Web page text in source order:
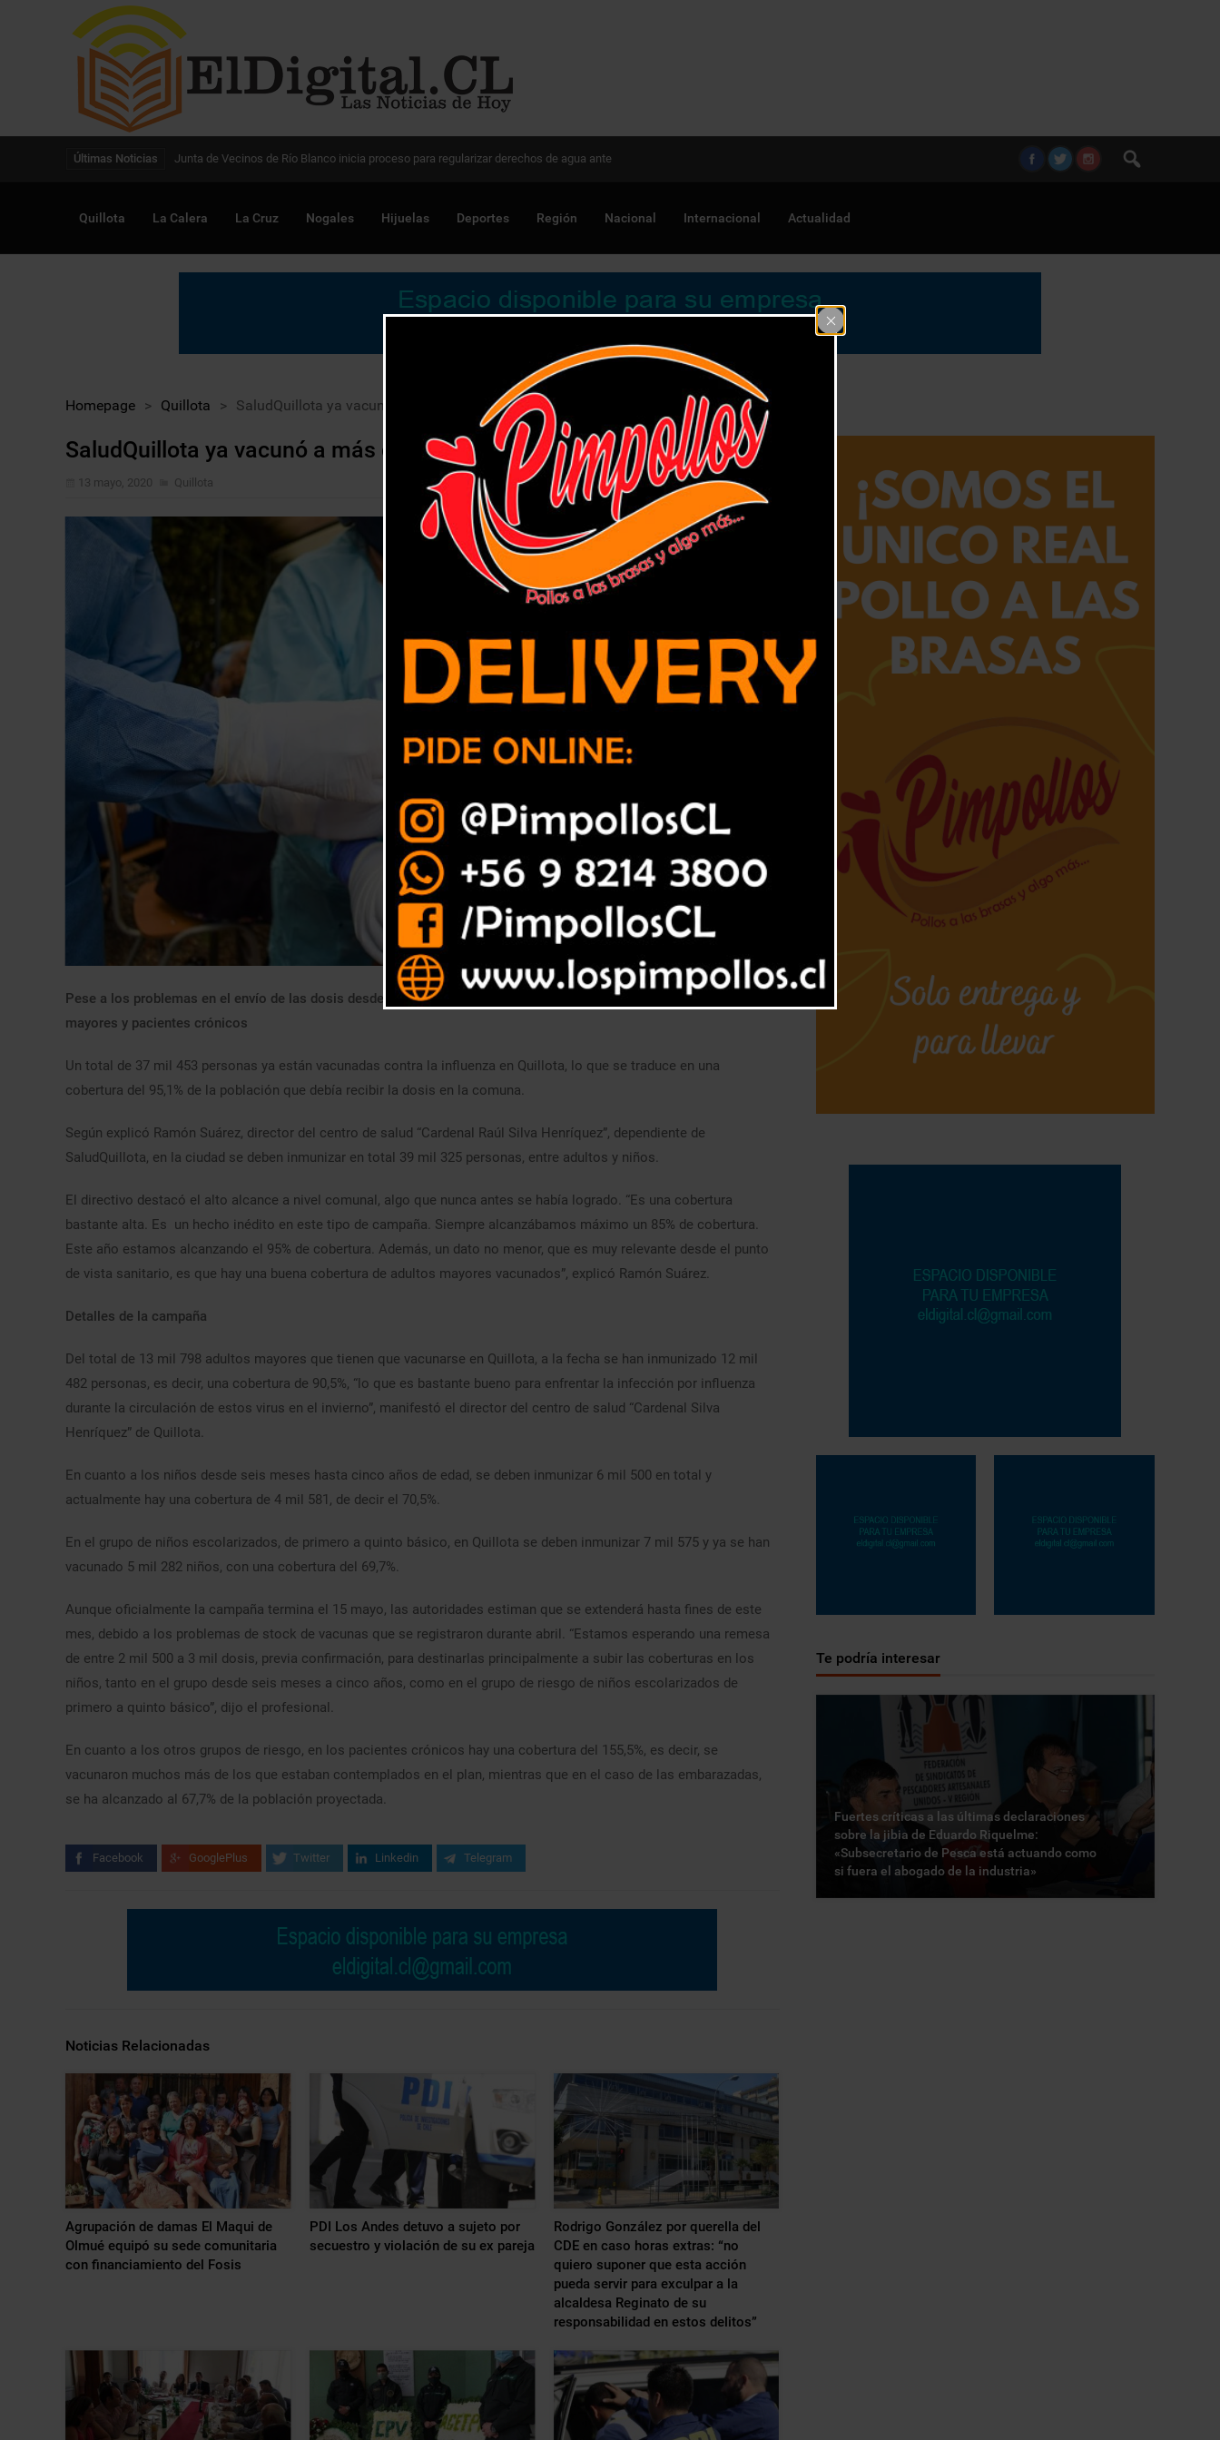
Últimas Noticias Digitalización de la gestión pública avanza en Chile para optimizar proyectos
Quillota La Calera La Cruz Nogales Hijuelas Deportes Región Nacional Internacional Actualidad
Homepage > Quillota > SaludQuillota ya vacunó a más de 37 mil personas contra la influenza
SaludQuillota ya vacunó a más de 37 mil personas contra la influenza
13 mayo, 2020 Quillota
Pese a los problemas en el envío de las dosis desde el Ministerio, se ha inmunizado a un alto número de adultos
mayores y pacientes crónicos
Un total de 37 mil 453 personas ya están vacunadas contra la influenza en Quillota, lo que se traduce en una
cobertura del 95,1% de la población que debía recibir la dosis en la comuna.
Según explicó Ramón Suárez, director del centro de salud “Cardenal Raúl Silva Henríquez”, dependiente de
SaludQuillota, en la ciudad se deben inmunizar en total 39 mil 325 personas, entre adultos y niños.
El directivo destacó el alto alcance a nivel comunal, algo que nunca antes se había logrado. “Es una cobertura
bastante alta. Es un hecho inédito en este tipo de campaña. Siempre alcanzábamos máximo un 85% de cobertura.
Este año estamos alcanzando el 95% de cobertura. Además, un dato no menor, que es muy relevante desde el punto
de vista sanitario, es que hay una buena cobertura de adultos mayores vacunados”, explicó Ramón Suárez.
Detalles de la campaña
Del total de 13 mil 798 adultos mayores que tienen que vacunarse en Quillota, a la fecha se han inmunizado 12 mil
482 personas, es decir, una cobertura de 90,5%, “lo que es bastante bueno para enfrentar la infección por influenza
durante la circulación de estos virus en el invierno”, manifestó el director del centro de salud “Cardenal Silva
Henríquez” de Quillota.
En cuanto a los niños desde seis meses hasta cinco años de edad, se deben inmunizar 6 mil 500 en total y
actualmente hay una cobertura de 4 mil 581, de decir el 70,5%.
En el grupo de niños escolarizados, de primero a quinto básico, en Quillota se deben inmunizar 7 mil 575 y ya se han
vacunado 5 mil 282 niños, con una cobertura del 69,7%.
Aunque oficialmente la campaña termina el 15 mayo, las autoridades estiman que se extenderá hasta fines de este
mes, debido a los problemas de stock de vacunas que se registraron durante abril. “Estamos esperando una remesa
de entre 2 mil 500 a 3 mil dosis, previa confirmación, para destinarlas principalmente a subir las coberturas en los
niños, tanto en el grupo desde seis meses a cinco años, como en el grupo de riesgo de niños escolarizados de
primero a quinto básico”, dijo el profesional.
En cuanto a los otros grupos de riesgo, en los pacientes crónicos hay una cobertura del 155,5%, es decir, se
vacunaron muchos más de los que estaban contemplados en el plan, mientras que en el caso de las embarazadas,
se ha alcanzado al 67,7% de la población proyectada.
Facebook GooglePlus Twitter Linkedin Telegram
Noticias Relacionadas
Agrupación de damas El Maqui de
Olmué equipó su sede comunitaria
con financiamiento del Fosis
PDI Los Andes detuvo a sujeto por
secuestro y violación de su ex pareja
Rodrigo González por querella del
CDE en caso horas extras: “no
quiero suponer que esta acción
pueda servir para exculpar a la
alcaldesa Reginato de su
responsabilidad en estos delitos”
Te podría interesar
Fuertes críticas a las últimas declaraciones
sobre la jibia de Eduardo Riquelme:
«Subsecretario de Pesca está actuando como
si fuera el abogado de la industria»